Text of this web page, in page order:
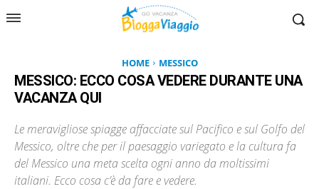
HOME MESSICO
MESSICO: ECCO COSA VEDERE DURANTE UNA
VACANZA QUI
Le meravigliose spiagge affacciate sul Pacifico e sul Golfo del
Messico, oltre che per il paesaggio variegato e la cultura fa
del Messico una meta scelta ogni anno da moltissimi
italiani. Ecco cosa c’è da fare e vedere.